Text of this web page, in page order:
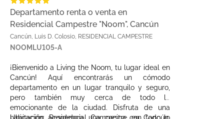
Departamento renta o venta en
Residencial Campestre "Noom", Cancún
Cancún, Luis D. Colosio, RESIDENCIAL CAMPESTRE
NOOMLU105-A
¡Bienvenido a Living the Noom, tu lugar ideal en
Cancún! Aquí encontrarás un cómodo
departamento en un lugar tranquilo y seguro,
pero también muy cerca de todo lo
emocionante de la ciudad. Disfruta de una